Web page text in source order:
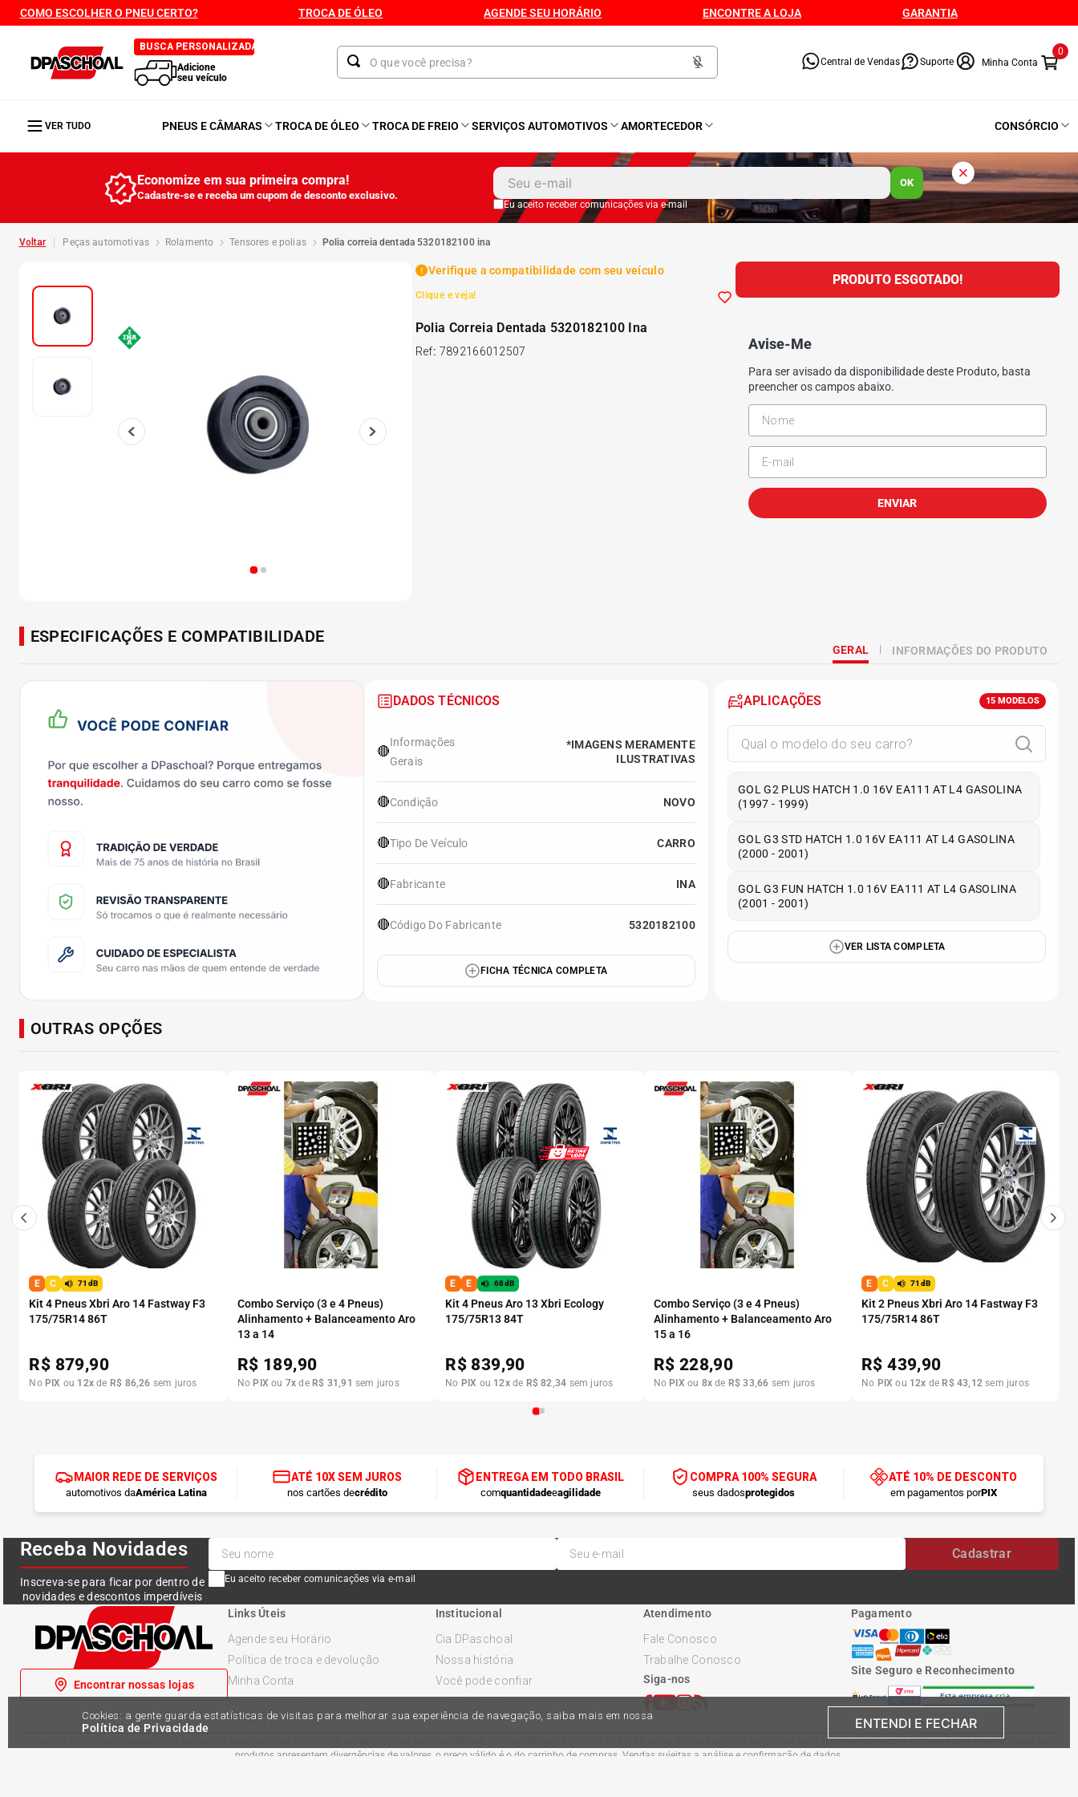
COMO ESCOLHER O PNEU CERTO? TROCA DE ÓLEO AGENDE SEU HORÁRIO ENCONTRE A LOJA GARANTIA
BUSCA PERSONALIZADA
Adicione
seu veículo
Central de Vendas Suporte
0
VER TUDO PNEUS E CÂMARAS TROCA DE ÓLEO TROCA DE FREIO SERVIÇOS AUTOMOTIVOS AMORTECEDOR CONSÓRCIO
Cookies: a gente guarda estatísticas de visitas para melhorar sua experiência de navegação, saiba mais em nossa
Política de Privacidade ENTENDI E FECHAR
Economize em sua primeira compra!
Cadastre-se e receba um cupom de desconto exclusivo.
OK
Eu aceito receber comunicações via e-mail
peças automotivas rolamento tensores e polias polia correia dentada 5320182100 ina
Verifique a compatibilidade com seu veículo
Clique e veja!
Polia Correia Dentada 5320182100 Ina
Ref: 7892166012507
PRODUTO ESGOTADO!
Avise-Me
Para ser avisado da disponibilidade deste Produto, basta
preencher os campos abaixo.
ENVIAR
ESPECIFICAÇÕES E COMPATIBILIDADE
GERAL INFORMAÇÕES DO PRODUTO
DADOS TÉCNICOS
🔴
Informações
Gerais
*IMAGENS MERAMENTE
ILUSTRATIVAS
🔴Condição NOVO
🔴Tipo De Veículo CARRO
🔴Fabricante INA
🔴Código Do Fabricante 5320182100
FICHA TÉCNICA COMPLETA
APLICAÇÕES 15 MODELOS
GOL G2 PLUS HATCH 1.0 16V EA111 AT L4 GASOLINA
(1997 - 1999)
GOL G3 STD HATCH 1.0 16V EA111 AT L4 GASOLINA
(2000 - 2001)
GOL G3 FUN HATCH 1.0 16V EA111 AT L4 GASOLINA
(2001 - 2001)
VER LISTA COMPLETA
OUTRAS OPÇÕES
E C 71dB
Kit 4 Pneus Xbri Aro 14 Fastway F3
175/75R14 86T
R$ 879,90
No PIX ou 12x de R$ 86,26 sem juros
Combo Serviço (3 e 4 Pneus)
Alinhamento + Balanceamento Aro
13 a 14
R$ 189,90
No PIX ou 7x de R$ 31 ,91 sem juros
E E 68dB
Kit 4 Pneus Aro 13 Xbri Ecology
175/75R13 84T
R$ 839,90
No PIX ou 12xde R$ 82,34 sem juros
Combo Serviço (3 e 4 Pneus)
Alinhamento + Balanceamento Aro
15 a 16
R$ 228,90
No PIX ou 8x de R$ 33,66 sem juros
E C 71dB
Kit 2 Pneus Xbri Aro 14 Fastway F3
175/75R14 86T
R$439,90
No PIX ou 12x de R$ 43, 12 sem juros
MAIOR REDE DE SERVIÇOS
automotivos daAmérica Latina
ATÉ 10X SEM JUROS
nos cartões decrédito
ENTREGA EM TODO BRASIL
comquantidadeeagilidade
COMPRA 100% SEGURA
seus dadosprotegidos
ATÉ 10% DE DESCONTO
em pagamentos porPIX
Receba Novidades
Inscreva-se para ficar por dentro de
novidades e descontos imperdíveis
Cadastrar
Eu aceito receber comunicações via e-mail
Encontrar nossas lojas
Links Úteis
Agende seu Horário
Política de troca e devolução
Minha Conta
Política de Privacidade
Institucional
Cia DPaschoal
Nossa história
Você pode confiar
Atendimento
Fale Conosco
Trabalhe Conosco
Siga-nos
Pagamento
Site Seguro e Reconhecimento
Preços e condições de pagamento exclusivos para compras via internet, podendo variar nas lojas físicas. Ofertas válidas na compra de até 10 peças de cada produto por cliente, até o término dos nossos estoques para internet. Caso os
produtos apresentem divergências de valores, o preço válido é o do carrinho de compras. Vendas sujeitas a análise e confirmação de dados.
1º Kit 4 Pneu
2º Kit Pneu
3º Bproauto
175 65r14
Kit 4 Pneu Xbri Aro 13
7º